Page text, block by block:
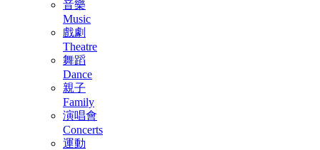
音樂
Music
戲劇
Theatre
舞蹈
Dance
親子
Family
演唱會
Concerts
運動